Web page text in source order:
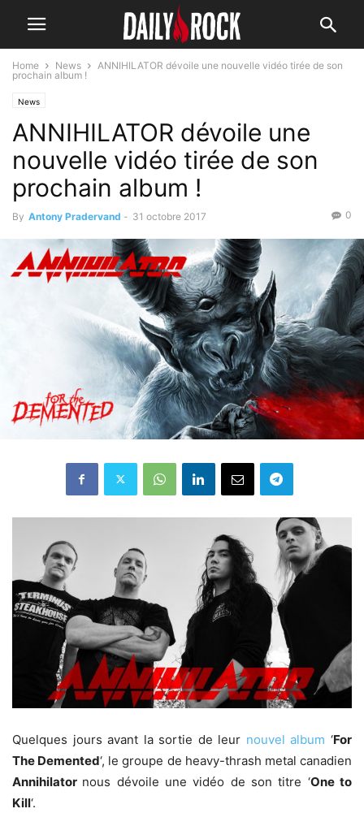
Home News
ANNIHILATOR dévoile une nouvelle vidéo tirée de son
prochain album !
News
ANNIHILATOR dévoile une
nouvelle vidéo tirée de son
prochain album !
By Antony Pradervand - 31 octobre 2017 0
Quelques jours avant la sortie de leur nouvel album ‘For
The Demented‘, le groupe de heavy-thrash metal canadien
Annihilator nous dévoile une vidéo de son titre ‘One to
Kill‘.